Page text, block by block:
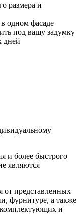
размера и
одном фасаде
под вашу задумку
дней
и более быстрого
являются
от представленных
фурнитуре, а также
и